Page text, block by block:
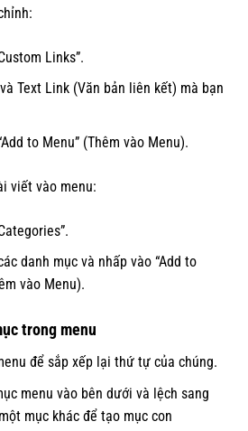
Links”.
Text Link (Văn bản liên kết) mà bạn
to Menu” (Thêm vào Menu).
viết vào menu:
danh mục và nhấp vào “Add to
vào Menu).
trong menu
để sắp xếp lại thứ tự của chúng.
menu vào bên dưới và lệch sang
mục khác để tạo mục con